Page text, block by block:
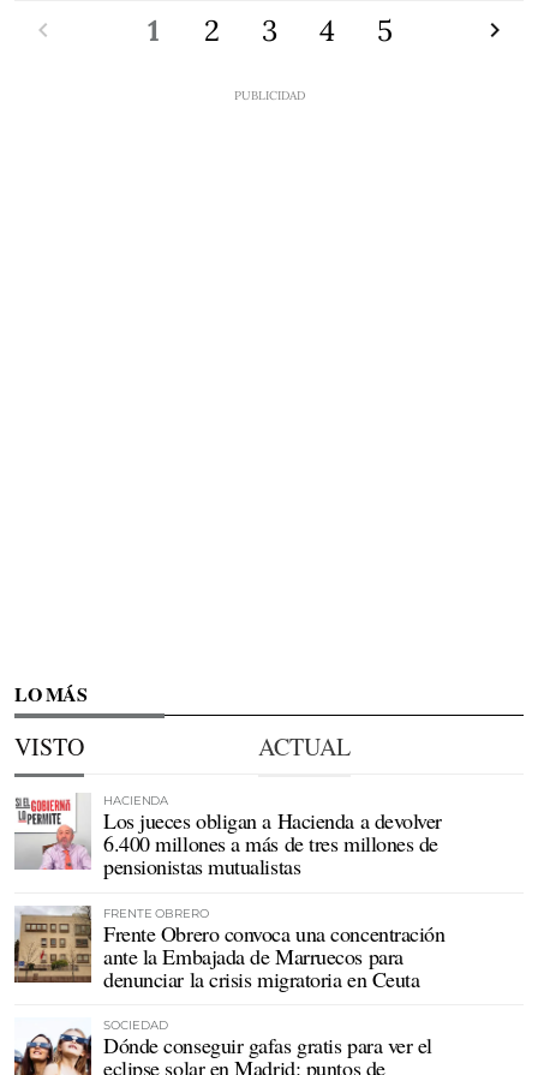
1 2 3 4 5
LO MÁS
VISTO ACTUAL
HACIENDA
Los jueces obligan a Hacienda a devolver
6.400 millones a más de tres millones de
pensionistas mutualistas
FRENTE OBRERO
Frente Obrero convoca una concentración
ante la Embajada de Marruecos para
denunciar la crisis migratoria en Ceuta
SOCIEDAD
Dónde conseguir gafas gratis para ver el
eclipse solar en Madrid: puntos de